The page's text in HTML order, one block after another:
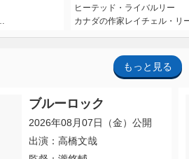
ヒーテッド・ライバルリー
カナダの作家レイチェル・リ
もっと見る
ブルーロック
2026年08月07日（金）公開
出演：高橋文哉